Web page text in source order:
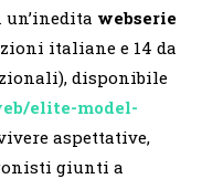
un’inedita webserie
italiane e 14 da
disponibile
elite-model-
aspettative,
giunti a